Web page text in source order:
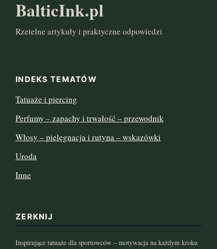
październik 2024
marzec 2024
sierpień 2022
lipiec 2022
kwiecień 2022
luty 2022
styczeń 2022
BalticInk.pl
Rzetelne artykuły i praktyczne odpowiedzi
INDEKS TEMATÓW
Tatuaże i piercing
Perfumy – zapachy i trwałość – przewodnik
Włosy – pielęgnacja i rutyna – wskazówki
Uroda
Inne
ZERKNIJ
Inspirujące tatuaże dla sportowców – motywacja na każdym kroku